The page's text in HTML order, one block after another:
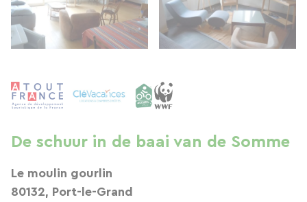
De schuur in de baai van de Somme
Le moulin gourlin
80132, Port-le-Grand